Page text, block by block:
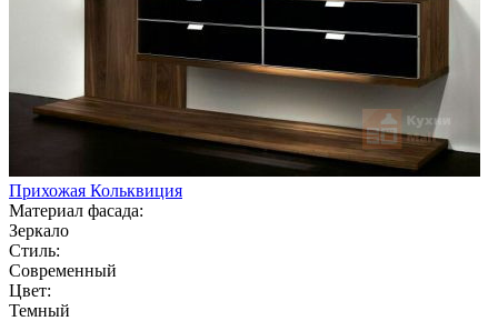
Прихожая Кольквиция
Материал фасада:
Зеркало
Стиль:
Современный
Цвет:
Темный